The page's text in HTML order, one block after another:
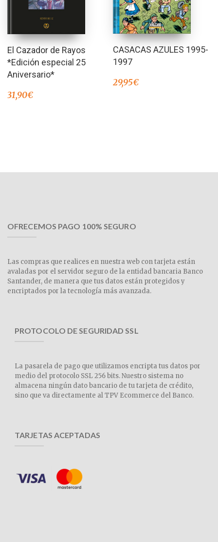
El Cazador de Rayos
*Edición especial 25
Aniversario*
31,90€
CASACAS AZULES 1995-
1997
29,95€
OFRECEMOS PAGO 100% SEGURO
Las compras que realices en nuestra web con tarjeta están
avaladas por el servidor seguro de la entidad bancaria Banco
Santander, de manera que tus datos están protegidos y
encriptados por la tecnología más avanzada.
PROTOCOLO DE SEGURIDAD SSL
La pasarela de pago que utilizamos encripta tus datos por
medio del protocolo SSL 256 bits. Nuestro sistema no
almacena ningún dato bancario de tu tarjeta de crédito,
sino que va directamente al TPV Ecommerce del Banco.
TARJETAS ACEPTADAS